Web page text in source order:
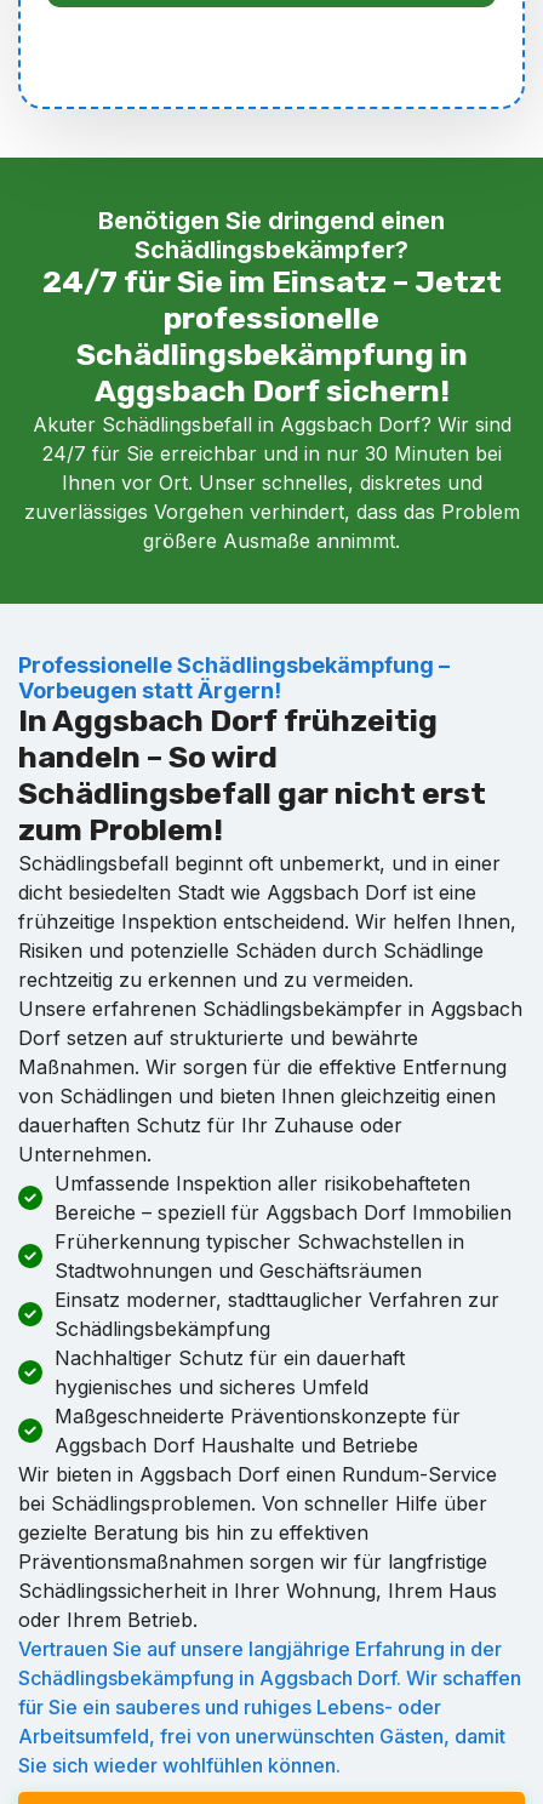
Benötigen Sie dringend einen
Schädlingsbekämpfer?
24/7 für Sie im Einsatz – Jetzt
professionelle
Schädlingsbekämpfung in
Aggsbach Dorf sichern!
Akuter Schädlingsbefall in Aggsbach Dorf? Wir sind
24/7 für Sie erreichbar und in nur 30 Minuten bei
Ihnen vor Ort. Unser schnelles, diskretes und
zuverlässiges Vorgehen verhindert, dass das Problem
größere Ausmaße annimmt.
Professionelle Schädlingsbekämpfung –
Vorbeugen statt Ärgern!
In Aggsbach Dorf frühzeitig
handeln – So wird
Schädlingsbefall gar nicht erst
zum Problem!
Schädlingsbefall beginnt oft unbemerkt, und in einer
dicht besiedelten Stadt wie Aggsbach Dorf ist eine
frühzeitige Inspektion entscheidend. Wir helfen Ihnen,
Risiken und potenzielle Schäden durch Schädlinge
rechtzeitig zu erkennen und zu vermeiden.
Unsere erfahrenen Schädlingsbekämpfer in Aggsbach
Dorf setzen auf strukturierte und bewährte
Maßnahmen. Wir sorgen für die effektive Entfernung
von Schädlingen und bieten Ihnen gleichzeitig einen
dauerhaften Schutz für Ihr Zuhause oder
Unternehmen.
Umfassende Inspektion aller risikobehafteten
Bereiche – speziell für Aggsbach Dorf Immobilien
Früherkennung typischer Schwachstellen in
Stadtwohnungen und Geschäftsräumen
Einsatz moderner, stadttauglicher Verfahren zur
Schädlingsbekämpfung
Nachhaltiger Schutz für ein dauerhaft
hygienisches und sicheres Umfeld
Maßgeschneiderte Präventionskonzepte für
Aggsbach Dorf Haushalte und Betriebe
Wir bieten in Aggsbach Dorf einen Rundum-Service
bei Schädlingsproblemen. Von schneller Hilfe über
gezielte Beratung bis hin zu effektiven
Präventionsmaßnahmen sorgen wir für langfristige
Schädlingssicherheit in Ihrer Wohnung, Ihrem Haus
oder Ihrem Betrieb.
Vertrauen Sie auf unsere langjährige Erfahrung in der
Schädlingsbekämpfung in Aggsbach Dorf. Wir schaffen
für Sie ein sauberes und ruhiges Lebens- oder
Arbeitsumfeld, frei von unerwünschten Gästen, damit
Sie sich wieder wohlfühlen können.